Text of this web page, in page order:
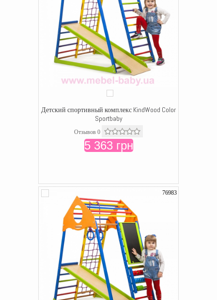
Детский спортивный комплекс KindWood Color
Sportbaby
Отзывов 0
5 363 грн
76983